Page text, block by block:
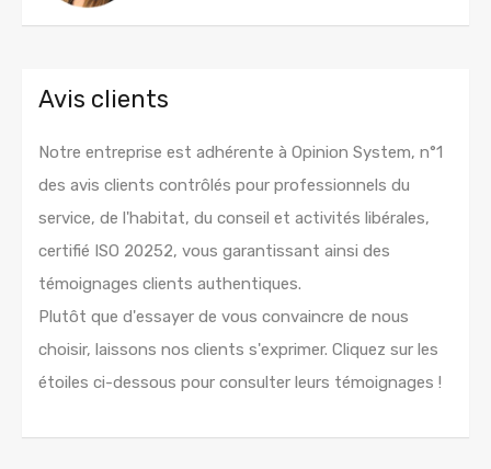
Avis clients
Notre entreprise est adhérente à Opinion System, n°1
des avis clients contrôlés pour professionnels du
service, de l'habitat, du conseil et activités libérales,
certifié ISO 20252, vous garantissant ainsi des
témoignages clients authentiques.
Plutôt que d'essayer de vous convaincre de nous
choisir, laissons nos clients s'exprimer. Cliquez sur les
étoiles ci-dessous pour consulter leurs témoignages !